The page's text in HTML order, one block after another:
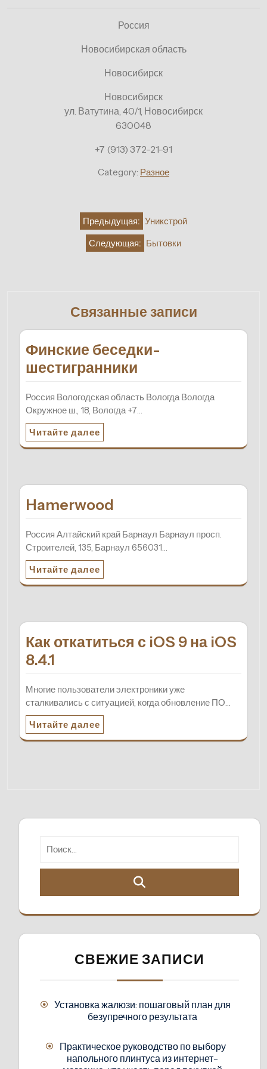
Россия
Новосибирская область
Новосибирск
Новосибирск
ул. Ватутина, 40/1, Новосибирск
630048
+7 (913) 372-21-91
Category: Разное
НавигацияПредыдущая: Уникстрой
Следующая: Бытовки
Связанные записи
Финские беседки-
шестигранники
Россия Вологодская область Вологда Вологда
Окружное ш., 18, Вологда +7…
Читайте далее
Hamerwood
Россия Алтайский край Барнаул Барнаул просп.
Строителей, 135, Барнаул 656031…
Читайте далее
Как откатиться с iOS 9 на iOS
8.4.1
Многие пользователи электроники уже
сталкивались с ситуацией, когда обновление ПО…
Читайте далее
СВЕЖИЕ ЗАПИСИ
Установка жалюзи: пошаговый план для
безупречного результата
Практическое руководство по выбору
напольного плинтуса из интернет-